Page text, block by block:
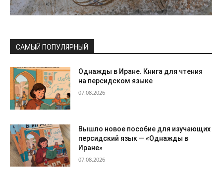
САМЫЙ ПОПУЛЯРНЫЙ
Однажды в Иране. Книга для чтения
на персидском языке
07.08.2026
Вышло новое пособие для изучающих
персидский язык — «Однажды в
Иране»
07.08.2026